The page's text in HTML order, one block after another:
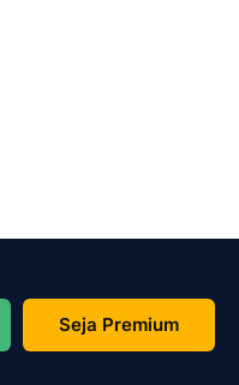
Seja Premium